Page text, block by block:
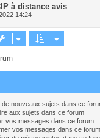
à distance avis
14:24
de nouveaux sujets dans ce
aux sujets dans ce forum
vos messages dans ce forum
vos messages dans ce forum